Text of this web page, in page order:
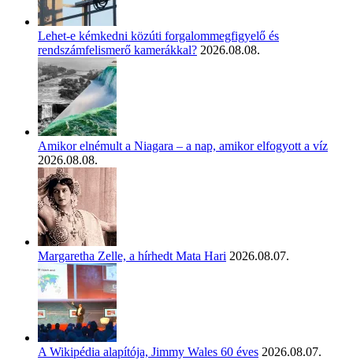
Lehet-e kémkedni közúti forgalommegfigyelő és
rendszámfelismerő kamerákkal? 2026.08.08.
Amikor elnémult a Niagara – a nap, amikor elfogyott a víz
2026.08.08.
Margaretha Zelle, a hírhedt Mata Hari 2026.08.07.
A Wikipédia alapítója, Jimmy Wales 60 éves 2026.08.07.